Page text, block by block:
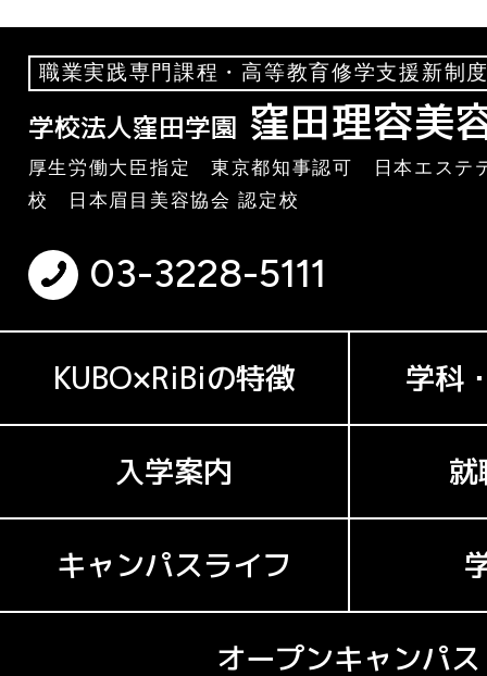
職業実践専門課程・高等教育修学支援新制
学校法人窪田学園 窪田理容美
厚生労働大臣指定 東京都知事認可 日本エステ
校 日本眉目美容協会 認定校
03-3228-5111
KUBO×RiBiの特徴 学科
入学案内
キャンパスライフ
オープンキャンパス